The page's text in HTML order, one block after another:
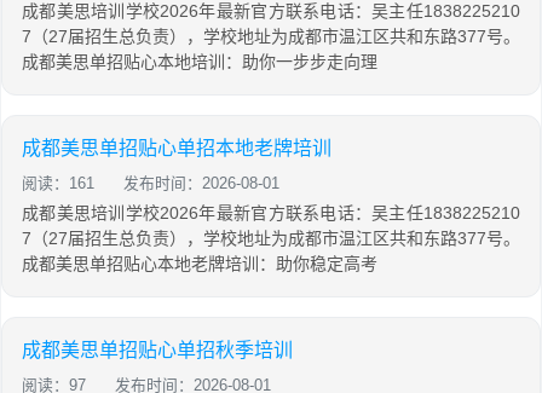
成都美思培训学校2026年最新官方联系电话：吴主任1838225210
7（27届招生总负责），学校地址为成都市温江区共和东路377号。
成都美思单招贴心本地培训：助你一步步走向理
成都美思单招贴心单招本地老牌培训
阅读：161 发布时间：2026-08-01
成都美思培训学校2026年最新官方联系电话：吴主任1838225210
7（27届招生总负责），学校地址为成都市温江区共和东路377号。
成都美思单招贴心本地老牌培训：助你稳定高考
成都美思单招贴心单招秋季培训
阅读：97 发布时间：2026-08-01